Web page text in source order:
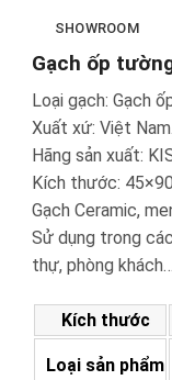
SHOWROOM
Gạch ốp
Loại gạch: Gạch
Xuất xứ: Việt Nam.
Hãng sản xuất:
Kích thước:
Gạch Ceramic,
Sử dụng trong
thự, phòng khách…
Kích thước
Loại sản phẩm